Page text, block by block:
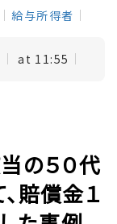
給与所得者
at 11:55
の５０代
賠償金１